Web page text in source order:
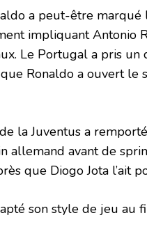
a peut-être
impliquant Antonio
Le Portugal a pris
Ronaldo a ouvert le
la Juventus a
allemand avant de
que Diogo Jota l’ait
son style de jeu au